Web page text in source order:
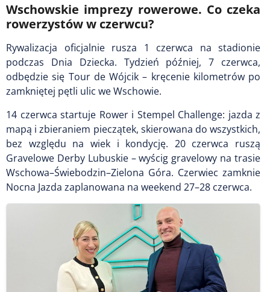
Wschowskie imprezy rowerowe. Co czeka
rowerzystów w czerwcu?
Rywalizacja oficjalnie rusza 1 czerwca na stadionie
podczas Dnia Dziecka. Tydzień później, 7 czerwca,
odbędzie się Tour de Wójcik – kręcenie kilometrów po
zamkniętej pętli ulic we Wschowie.
14 czerwca startuje Rower i Stempel Challenge: jazda z
mapą i zbieraniem pieczątek, skierowana do wszystkich,
bez względu na wiek i kondycję. 20 czerwca ruszą
Gravelowe Derby Lubuskie – wyścig gravelowy na trasie
Wschowa–Świebodzin–Zielona Góra. Czerwiec zamknie
Nocna Jazda zaplanowana na weekend 27–28 czerwca.